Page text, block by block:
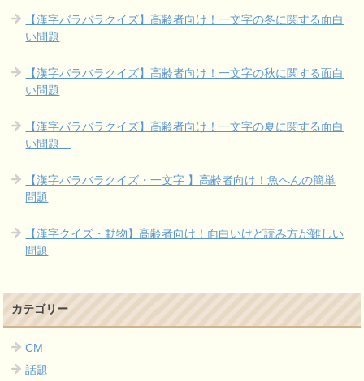
【漢字バラバラクイズ】高齢者向け！一文字の冬に関する面白
い問題
【漢字バラバラクイズ】高齢者向け！一文字の秋に関する面白
い問題
【漢字バラバラクイズ】高齢者向け！一文字の夏に関する面白
い問題
【漢字バラバラクイズ・一文字 】高齢者向け！魚へんの簡単
問題
【漢字クイズ・動物】高齢者向け！面白いけど読み方が難しい
問題
カテゴリー
CM
話題